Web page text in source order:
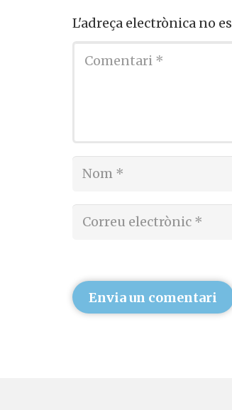
L'adreça electrònica no
Envia un comentari